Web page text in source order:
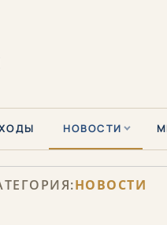
НОВОСТИ
НОВОСТИ